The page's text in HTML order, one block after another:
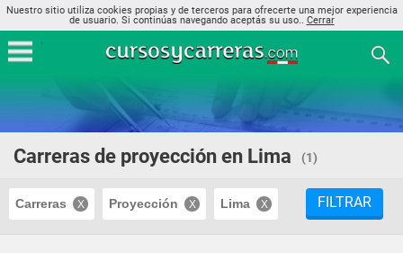
Nuestro sitio utiliza cookies propias y de terceros para ofrecerte una mejor experiencia
de usuario. Si continúas navegando aceptás su uso.. Cerrar
Carreras de proyección en Lima (1)
Carreras Proyección Lima FILTRAR